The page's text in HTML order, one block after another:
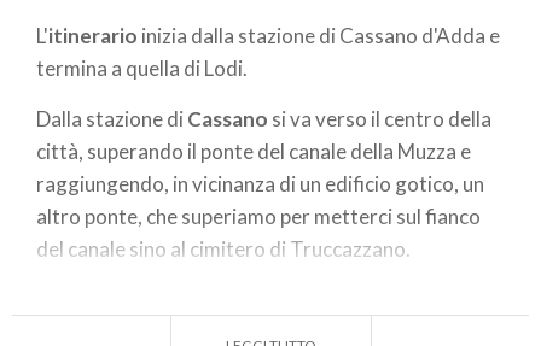
L'itinerario inizia dalla stazione di Cassano d'Adda e
termina a quella di Lodi.
Dalla stazione di Cassano si va verso il centro della
città, superando il ponte del canale della Muzza e
raggiungendo, in vicinanza di un edificio gotico, un
altro ponte, che superiamo per metterci sul fianco
del canale sino al cimitero di Truccazzano.